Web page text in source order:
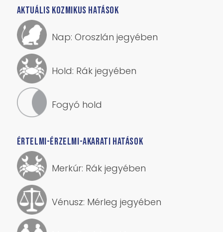
AKTUÁLIS KOZMIKUS HATÁSOK
Nap: Oroszlán jegyében
Hold: Rák jegyében
Fogyó hold
ÉRTELMI-ÉRZELMI-AKARATI HATÁSOK
Merkúr: Rák jegyében
Vénusz: Mérleg jegyében